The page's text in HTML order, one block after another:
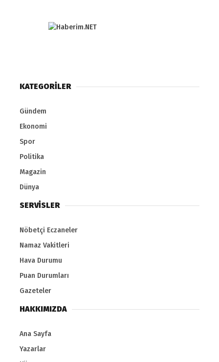
KATEGORİLER
Gündem
Ekonomi
Spor
Politika
Magazin
Dünya
SERVİSLER
Nöbetçi Eczaneler
Namaz Vakitleri
Hava Durumu
Puan Durumları
Gazeteler
HAKKIMIZDA
Ana Sayfa
Yazarlar